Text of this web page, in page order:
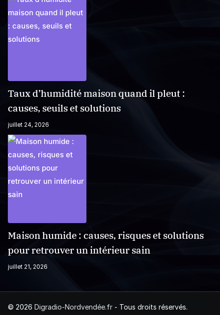
Taux d’humidité maison quand il pleut :
causes, seuils et solutions
juillet 24, 2026
Maison humide : causes, risques et solutions
pour retrouver un intérieur sain
juillet 21, 2026
© 2026 Digradio-Nordvendée.fr - Tous droits réservés.